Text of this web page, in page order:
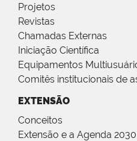
Projetos
Revistas
Chamadas Externas
Iniciação Científica
Equipamentos
Comitês institucionais de
EXTENSÃO
Conceitos
Extensão e a Agenda 2030